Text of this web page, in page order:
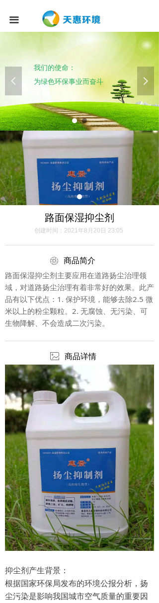
끀
我们的使命：
为绿色环保事业而奋斗
넳 넲
路面保湿抑尘剂
商品简介
创建时间： 2021年8月20日 23:05
路面保湿抑尘剂主要应用在道路扬尘治理领
域，对道路扬尘治理有着非常好的效果。此产
品有以下优点：1. 保护环境，能够去除2.5 微
米以上的粉尘颗粒。2. 无腐蚀、无污染、可
生物降解、不会造成二次污染。
商品详情
抑尘剂产生背景：
根据国家环保局发布的环境公报分析，扬
尘污染是影响我国城市空气质量的重要因
ꁵ
ꂈ